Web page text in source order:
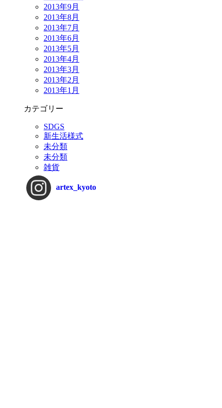
2013年9月
2013年8月
2013年7月
2013年6月
2013年5月
2013年4月
2013年3月
2013年2月
2013年1月
カテゴリー
SDGS
新生活様式
未分類
未分類
雑貨
artex_kyoto